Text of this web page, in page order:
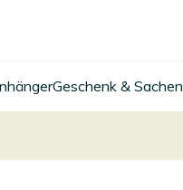
Geschenk & Sachen